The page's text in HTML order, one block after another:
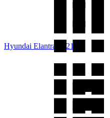
Hyundai Elantra 2021-